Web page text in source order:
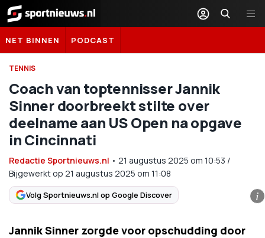
Sportnieuws.nl
NET BINNEN PODCAST
TENNIS
Coach van toptennisser Jannik
Sinner doorbreekt stilte over
deelname aan US Open na opgave
in Cincinnati
Redactie Sportnieuws.nl • 21 augustus 2025 om 10:53 /
Bijgewerkt op 21 augustus 2025 om 11:08
Volg Sportnieuws.nl op Google Discover i
Jannik Sinner zorgde voor opschudding door